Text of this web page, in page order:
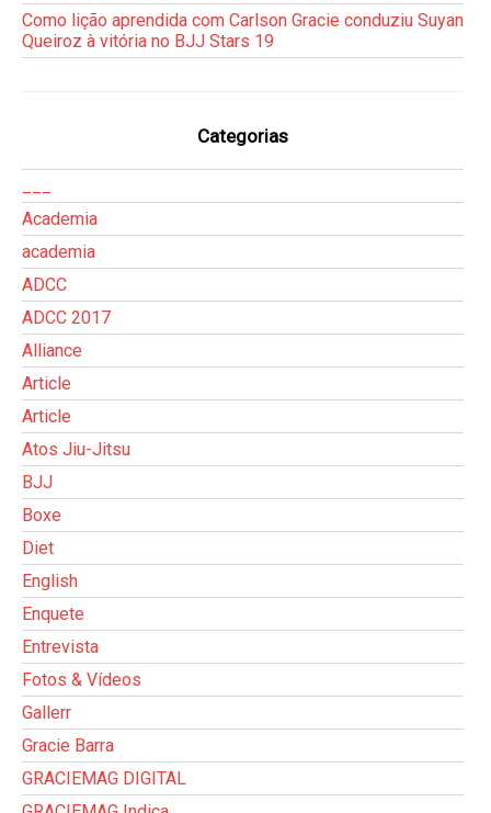
Como lição aprendida com Carlson Gracie conduziu Suyan
Queiroz à vitória no BJJ Stars 19
Categorias
Academia
academia
ADCC
ADCC 2017
Alliance
Article
Article
Atos Jiu-Jitsu
BJJ
Boxe
Diet
English
Enquete
Entrevista
Fotos & Vídeos
Gallerr
Gracie Barra
GRACIEMAG DIGITAL